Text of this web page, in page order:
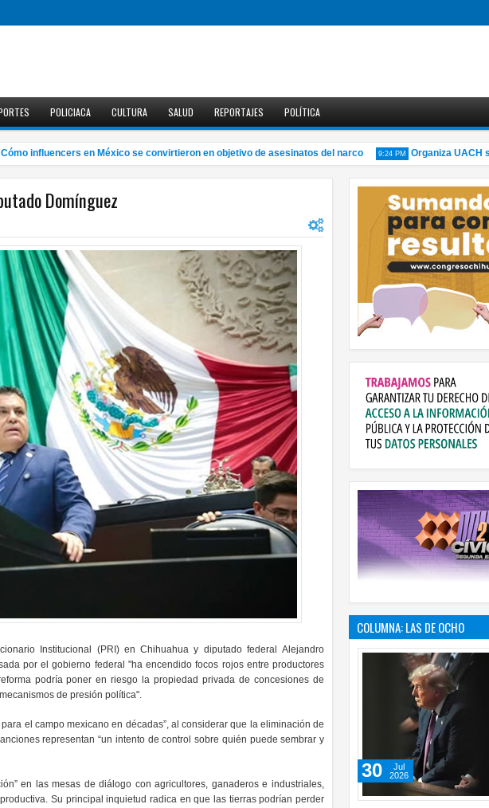
POLICIACA CULTURA SALUD REPORTAJES POLÍTICA
influencers en México se convirtieron en objetivo de asesinatos del narco 9:24 PM Organiza UACH
Domínguez
Institucional (PRI) en Chihuahua y diputado federal Alejandro
por el gobierno federal "ha encendido focos rojos entre productores
podría poner en riesgo la propiedad privada de concesiones de
de presión política".
el campo mexicano en décadas”, al considerar que la eliminación de
representan “un intento de control sobre quién puede sembrar y
en las mesas de diálogo con agricultores, ganaderos e industriales,
Su principal inquietud radica en que las tierras podrían perder
COLUMNA: LAS DE OCHO
30
Jul
2026